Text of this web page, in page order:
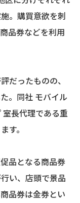
。購買意欲を刺
品券などを利用
だったものの、
。同社 モバイル
長代理である重
す。
品となる商品券
い、店頭で景品
品券は金券とい